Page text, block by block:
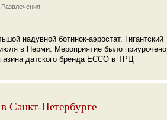
надувной ботинок-аэростат. Гигантский
в Перми. Мероприятие было приурочено
датского бренда ЕССО в ТРЦ
Санкт-Петербурге